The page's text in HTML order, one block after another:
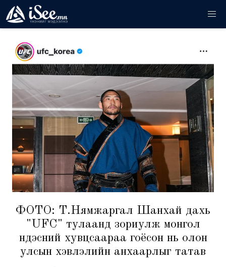
ФОТО: Т.Нямжаргал Шанхай дахь
"UFC" тулаанд зориулж монгол
үндэсний хувцсаараа гоёсон нь олон
улсын хэвлэлийн анхаарлыг татав